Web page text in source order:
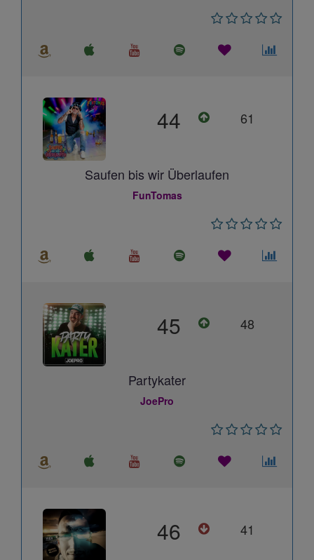
44 61
Saufen bis wir Überlaufen
FunTomas
45 48
Partykater
JoePro
46 41